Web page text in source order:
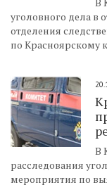
уголовного дела в
отделения
по Красноярскому
В
расследования
мероприятия по